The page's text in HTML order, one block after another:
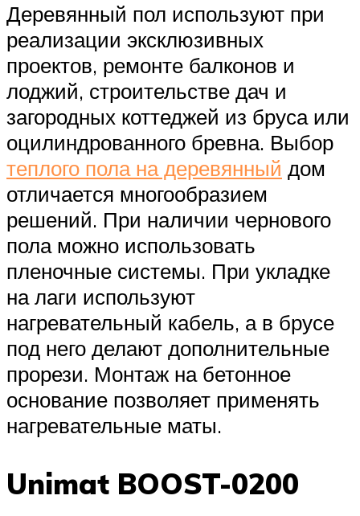
Деревянный пол используют при
реализации эксклюзивных
проектов, ремонте балконов и
лоджий, строительстве дач и
загородных коттеджей из бруса или
оцилиндрованного бревна. Выбор
теплого пола на деревянный дом
отличается многообразием
решений. При наличии чернового
пола можно использовать
пленочные системы. При укладке
на лаги используют
нагревательный кабель, а в брусе
под него делают дополнительные
прорези. Монтаж на бетонное
основание позволяет применять
нагревательные маты.
Unimat BOOST-0200